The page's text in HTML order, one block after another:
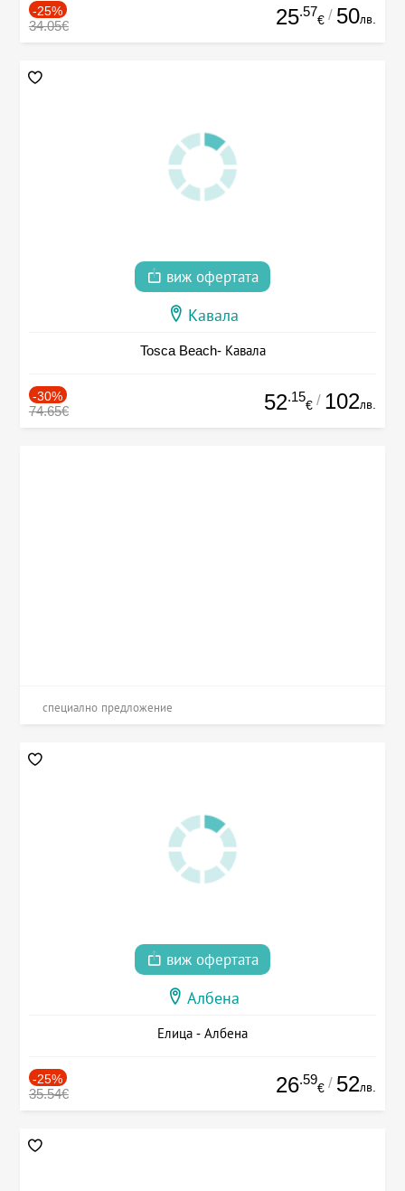
-25%
34.05€ 25.57
€ / 50лв.
виж офертата
Кавала
Tosca Beach- Кавала
-30%
74.65€ 52.15
€ / 102лв.
специално предложение
виж офертата
Албена
Елица - Албена
-25%
35.54€ 26.59
€ / 52лв.